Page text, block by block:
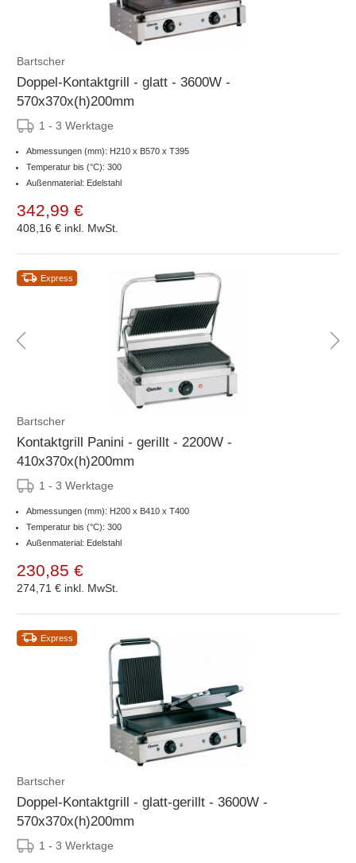
Bartscher
Doppel-Kontaktgrill - glatt - 3600W -
570x370x(h)200mm
1 - 3 Werktage
Abmessungen (mm): H210 x B570 x T395
Temperatur bis (°C): 300
Außenmaterial: Edelstahl
342,99 €
408,16 € inkl. MwSt.
Express
Bartscher
Kontaktgrill Panini - gerillt - 2200W -
410x370x(h)200mm
1 - 3 Werktage
Abmessungen (mm): H200 x B410 x T400
Temperatur bis (°C): 300
Außenmaterial: Edelstahl
230,85 €
274,71 € inkl. MwSt.
Express
Bartscher
Doppel-Kontaktgrill - glatt-gerillt - 3600W -
570x370x(h)200mm
1 - 3 Werktage